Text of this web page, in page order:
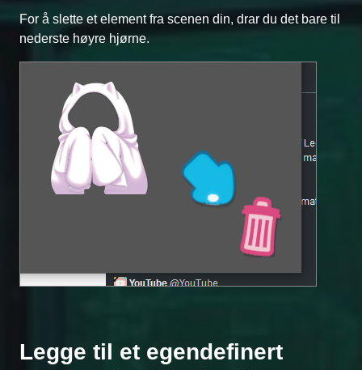
For å slette et element fra scenen din, drar du det bare til
nederste høyre hjørne.
Legge til et egendefinert